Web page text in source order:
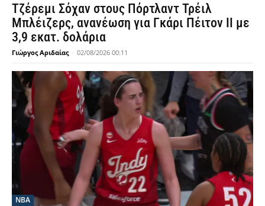
Τζέρεμι Σόχαν στους Πόρτλαντ Τρέιλ
Μπλέιζερς, ανανέωση για Γκάρι Πέιτον ΙΙ με
3,9 εκατ. δολάρια
Γιώργος Αριδαίας - 02/08/2026 00:11
NBA